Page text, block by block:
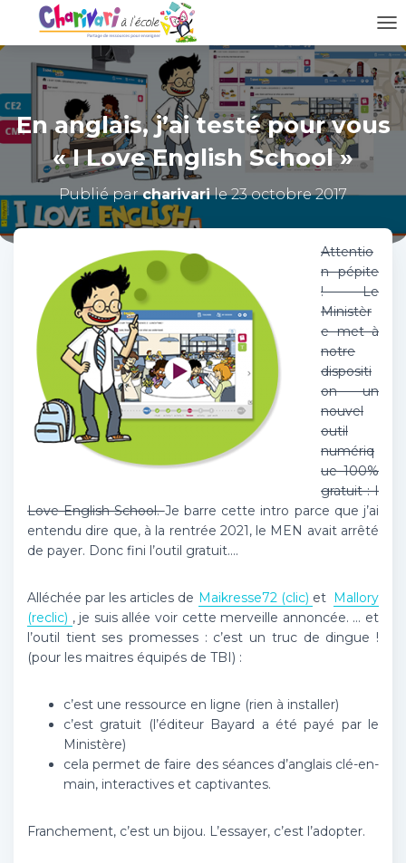
É
L
I
E
N
V
En anglais, j’ai testé pour vous
« I Love English School »
Publié parcharivarile23 octobre 2017
Attentio
n pépite
! Le
Ministèr
e met à
notre
dispositi
on un
nouvel
outil
numériq
ue 100%
gratuit : I
Love English School.Je barre cette intro parce que j’ai
entendu dire que, à la rentrée 2021, le MEN avait arrêté
de payer. Donc fini l’outil gratuit….
Alléchée par les articles de Maikresse72 (clic) et Mallory
(reclic) , je suis allée voir cette merveille annoncée. … et
l’outil tient ses promesses : c’est un truc de dingue !
(pour les maitres équipés de TBI) :
c’est une ressource en ligne (rien à installer)
c’est gratuit (l’éditeur Bayard a été payé par le
Ministère)
cela permet de faire des séances d’anglais clé-en-
main, interactives et captivantes.
Franchement, c’est un bijou. L’essayer, c’est l’adopter.